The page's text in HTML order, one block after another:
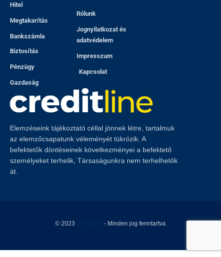
Hitel
Megtakarítás
Bankszámla
Biztosítás
Pénzügy
Gazdaság
Rólunk
Jognyilatkozat és
adatvédelem
Impresszum
Kapcsolat
Elemzéseink tájékoztató céllal jönnek létre, tartalmuk
az elemzőcsapatunk véleményét tükrözik. A
befektetők döntéseinek következményei a befektető
személyeket terhelik, Társaságunkra nem terhelhetők
át.
© 2023 - Minden jog fenntartva